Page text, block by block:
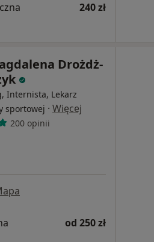
240 zł
Drożdż-
Internista, Lekarz
sportowej · Więcej
200 opinii
od 250 zł